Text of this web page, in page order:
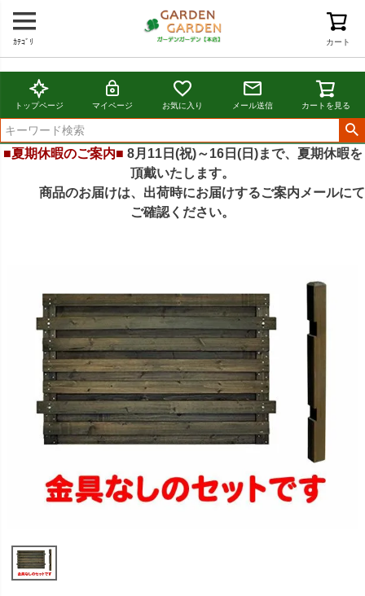
カート
ｶﾃｺﾞﾘ
トップページ マイページ お気に入り メール送信 カートを見る
■夏期休暇のご案内■ 8月11日(祝)～16日(日)まで、夏期休暇を
頂戴いたします。
商品のお届けは、出荷時にお届けするご案内メールにて
ご確認ください。